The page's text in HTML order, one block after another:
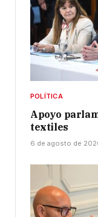
POLÍTICA
Apoyo
textiles
6 de agosto de